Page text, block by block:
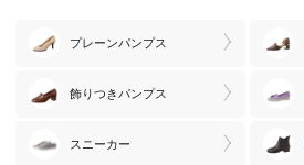
プレーンパンプス
飾りつきパンプス
スニーカー